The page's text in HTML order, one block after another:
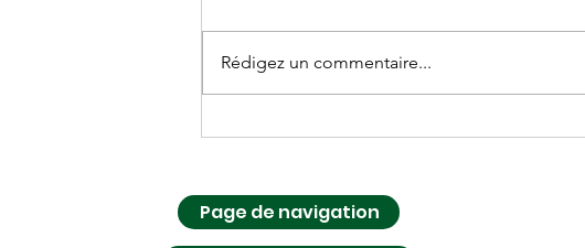
Le Prix du Lys d’Argent: la
termine bientôt!
Rédigez un commentaire...
Page de navigation